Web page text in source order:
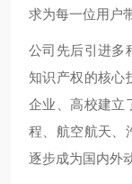
求为每一位用户
公司先后引进多
知识产权的核心
企业、高校建立
程、航空航天、
逐步成为国内外